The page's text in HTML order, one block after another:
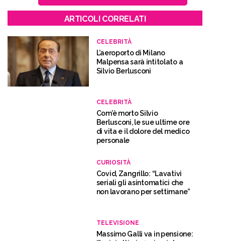
ARTICOLI CORRELATI
CELEBRITÀ
L’aeroporto di Milano
Malpensa sarà intitolato a
Silvio Berlusconi
CELEBRITÀ
Com’è morto Silvio
Berlusconi, le sue ultime ore
di vita e il dolore del medico
personale
CURIOSITÀ
Covid, Zangrillo: “Lavativi
seriali gli asintomatici che
non lavorano per settimane”
TELEVISIONE
Massimo Galli va in pensione: